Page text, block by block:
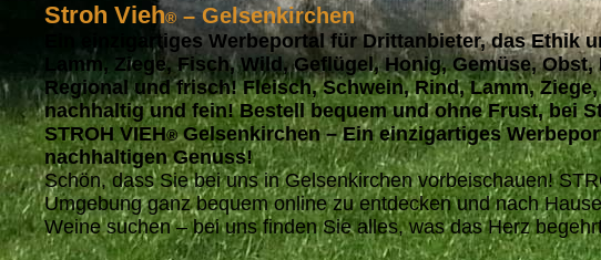
Stroh Vieh® – Gelsenkirchen
Ein einzigartiges Werbeportal für Drittanbieter, das
Lamm, Ziege, Fisch, Wild, Geflügel, Honig, Gemüse,
Regional und frisch! Fleisch, Schwein, Rind, Lamm,
nachhaltig und fein! Bestell bequem und ohne Frust, bei
STROH VIEH®Gelsenkirchen – Ein einzigartiges
nachhaltigen Genuss!
Schön, dass Sie bei uns in Gelsenkirchen vorbeischauen!
Umgebung ganz bequem online zu entdecken und nach
Weine suchen – bei uns finden Sie alles, was das Herz